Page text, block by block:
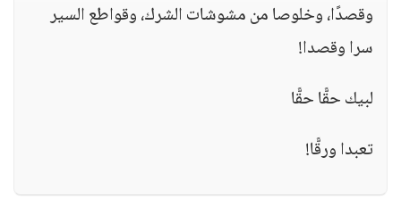
وقصدًا، وخلوصا من مشوشات الشرك، وقواطع السير
سرا وقصدا!
‏لبيك حقًّا حقًّا
‏تعبدا ورقًّا!